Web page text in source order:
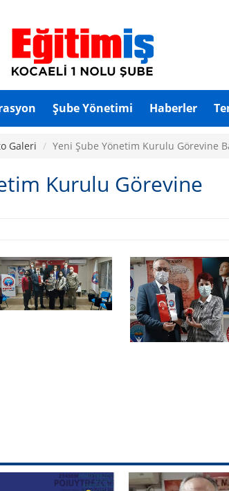
Şube Yönetimi Haberler
Galeri Yeni Şube Yönetim Kurulu Görevine
Kurulu Görevine